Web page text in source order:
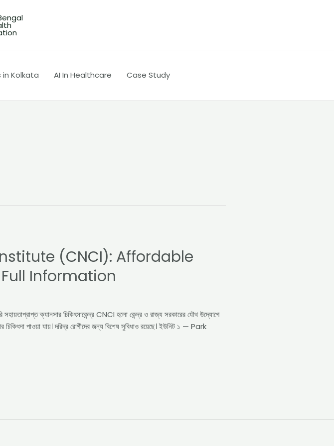
in Kolkata AI In Healthcare Case Study
(CNCI): Affordable
Information
ক্যানসার চিকিৎসাকেন্দ্র CNCI হলো কেন্দ্র ও রাজ্য সরকারের যৌথ উদ্যোগে
পাওয়া যায়। দরিদ্র রোগীদের জন্য বিশেষ সুবিধাও রয়েছে। ইউনিট ১ — Park